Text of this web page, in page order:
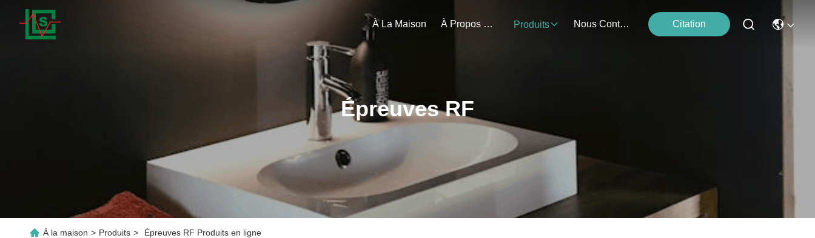
À La Maison À Propos De Nous Produits Nous Contacter Citation
Épreuves RF
À la maison > Produits > Épreuves RF Produits en ligne